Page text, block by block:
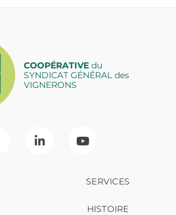
COOPÉRATIVEdu
SYNDICAT GÉNÉRAL des
VIGNERONS
SERVICES
HISTOIRE